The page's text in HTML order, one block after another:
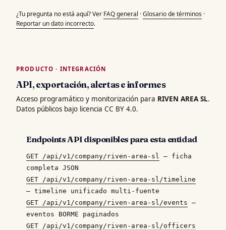
¿Tu pregunta no está aquí? Ver FAQ general ·Glosario de términos ·
Reportar un dato incorrecto.
PRODUCTO · INTEGRACIÓN
API, exportación, alertas e informes
Acceso programático y monitorización para RIVEN AREA SL.
Datos públicos bajo licencia CC BY 4.0.
Endpoints API disponibles para esta entidad
GET /api/v1/company/riven-area-sl
— ficha
completa JSON
GET /api/v1/company/riven-area-sl/timeline
— timeline unificado multi-fuente
GET /api/v1/company/riven-area-sl/events —
eventos BORME paginados
GET /api/v1/company/riven-area-sl/officers